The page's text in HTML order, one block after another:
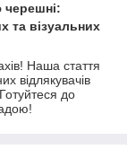
та візуальних
Наша стаття
відлякувачів
до